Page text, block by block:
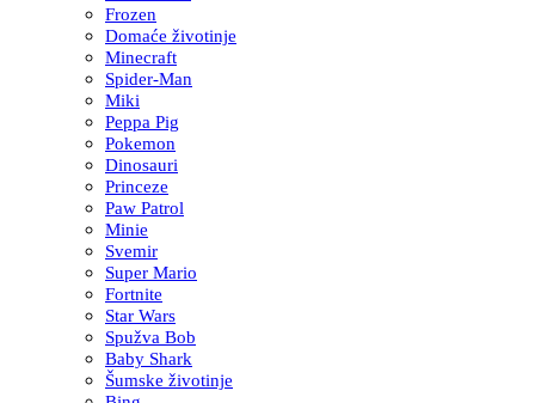
Frozen
Domaće životinje
Minecraft
Spider-Man
Miki
Peppa Pig
Pokemon
Dinosauri
Princeze
Paw Patrol
Minie
Svemir
Super Mario
Fortnite
Star Wars
Spužva Bob
Baby Shark
Šumske životinje